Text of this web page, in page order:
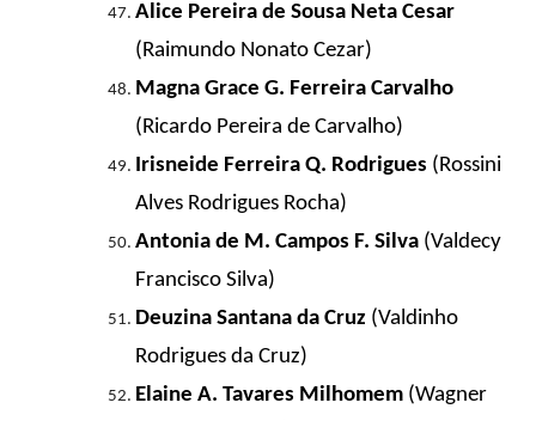
Alice Pereira de Sousa Neta Cesar
(Raimundo Nonato Cezar)
Magna Grace G. Ferreira Carvalho
(Ricardo Pereira de Carvalho)
Irisneide Ferreira Q. Rodrigues (Rossini
Alves Rodrigues Rocha)
Antonia de M. Campos F. Silva (Valdecy
Francisco Silva)
Deuzina Santana da Cruz (Valdinho
Rodrigues da Cruz)
Elaine A. Tavares Milhomem (Wagner